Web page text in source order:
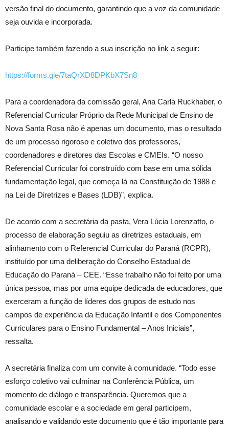
versão final do documento, garantindo que a voz da comunidade
seja ouvida e incorporada.
Participe também fazendo a sua inscrição no link a seguir:
https://forms.gle/7taQrXD8DPKbX7Sn8
Para a coordenadora da comissão geral, Ana Carla Ruckhaber, o
Referencial Curricular Próprio da Rede Municipal de Ensino de
Nova Santa Rosa não é apenas um documento, mas o resultado
de um processo rigoroso e coletivo dos professores,
coordenadores e diretores das Escolas e CMEIs. “O nosso
Referencial Curricular foi construído com base em uma sólida
fundamentação legal, que começa lá na Constituição de 1988 e
na Lei de Diretrizes e Bases (LDB)”, explica.
De acordo com a secretária da pasta, Vera Lúcia Lorenzatto, o
processo de elaboração seguiu as diretrizes estaduais, em
alinhamento com o Referencial Curricular do Paraná (RCPR),
instituído por uma deliberação do Conselho Estadual de
Educação do Paraná – CEE. “Esse trabalho não foi feito por uma
única pessoa, mas por uma equipe dedicada de educadores, que
exerceram a função de líderes dos grupos de estudo nos
campos de experiência da Educação Infantil e dos Componentes
Curriculares para o Ensino Fundamental – Anos Iniciais”,
ressalta.
A secretária finaliza com um convite à comunidade. “Todo esse
esforço coletivo vai culminar na Conferência Pública, um
momento de diálogo e transparência. Queremos que a
comunidade escolar e a sociedade em geral participem,
analisando e validando este documento que é tão importante para